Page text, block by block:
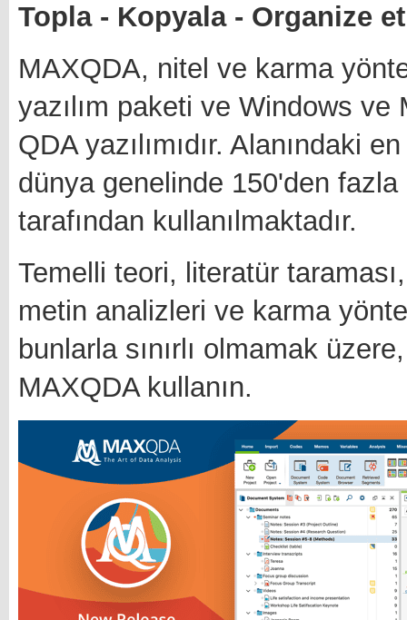
Topla - Kopyala - Organize
MAXQDA, nitel ve karma
yazılım paketi ve Windows
QDA yazılımıdır. Alanındaki
dünya genelinde 150'den fazla
tarafından kullanılmaktadır.
Temelli teori, literatür
metin analizleri ve karma
bunlarla sınırlı olmamak
MAXQDA kullanın.